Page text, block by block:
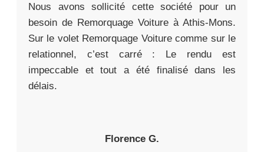
Nous avons sollicité cette société pour un
besoin de Remorquage Voiture à Athis-Mons.
Sur le volet Remorquage Voiture comme sur le
relationnel, c’est carré : Le rendu est
impeccable et tout a été finalisé dans les
délais.
Florence G.